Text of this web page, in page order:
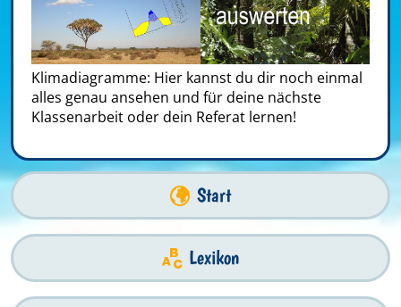
Klimadiagramme: Hier kannst du dir noch einmal
alles genau ansehen und für deine nächste
Klassenarbeit oder dein Referat lernen!
Start
Lexikon